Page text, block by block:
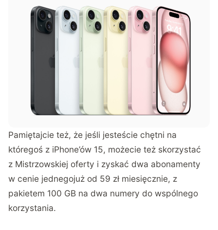
Pamiętajcie też, że jeśli jesteście chętni na
któregoś z iPhone’ów 15, możecie też skorzystać
z Mistrzowskiej oferty i zyskać dwa abonamenty
w cenie jednegojuż od 59 zł miesięcznie, z
pakietem 100 GB na dwa numery do wspólnego
korzystania.